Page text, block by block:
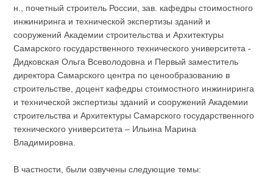
н., почетный строитель России, зав. кафедры стоимостного
инжиниринга и технической экспертизы зданий и
сооружений Академии строительства и Архитектуры
Самарского государственного технического университета -
Дидковская Ольга Всеволодовна и Первый заместитель
директора Самарского центра по ценообразованию в
строительстве, доцент кафедры стоимостного инжиниринга
и технической экспертизы зданий и сооружений Академии
строительства и Архитектуры Самарского государственного
технического университета – Ильина Марина
Владимировна.
В частности, были озвучены следующие темы: